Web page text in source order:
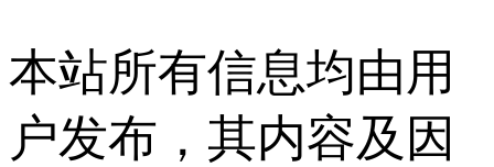
本站所有信息均由用
户发布，其内容及因